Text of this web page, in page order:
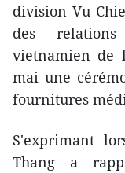
division Vu
des
vietnamien de
mai une
fournitures
S'exprimant
Thang a